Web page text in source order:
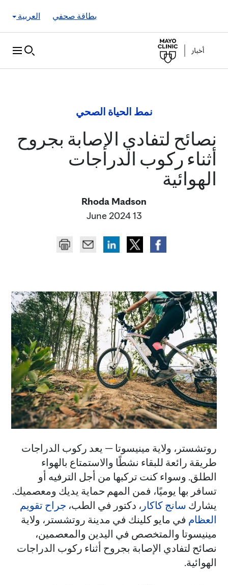
العربية
بطاقة صحفي
نمط الحياة الصحي
نصائح لتفادي الإصابة بجروح
أثناء ركوب الدراجات
الهوائية
Rhoda Madson
13 June 2024
روتشستر، ولاية مينيسوتا — يعد ركوب الدراجات
طريقة رائعة للبقاء نشطًا والاستمتاع بالهواء
الطلق. وسواء كنت تركبها من أجل الترفيه أو
تسافر بها يوميًا، فمن المهم حماية يديك ومعصميك.
يشارك سانج كاكار ، دكتور في الطب، جراح تقويم
العظام في مايو كلينك في مدينة روتشستر، ولاية
مينيسوتا والمتخصص في اليدين والمعصمين،
نصائح لتفادي الإصابة بجروح أثناء ركوب الدراجات
الهوائية.